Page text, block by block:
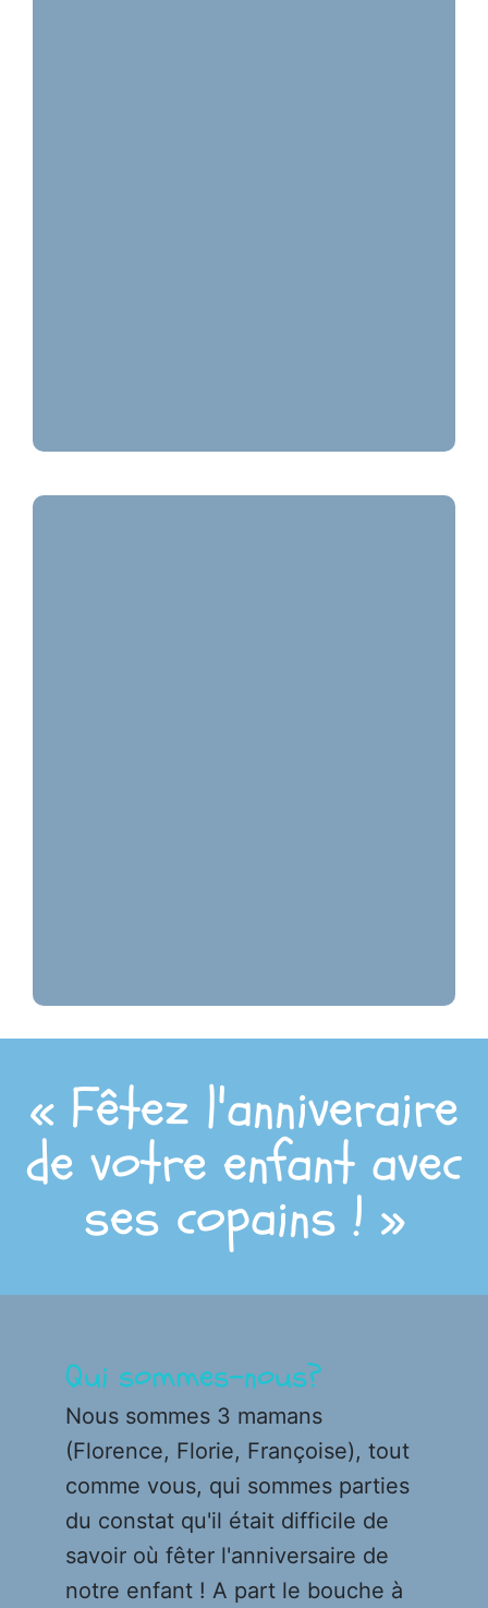
« Fêtez l'anniveraire
de votre enfant avec
ses copains ! »
Qui sommes-nous?
Nous sommes 3 mamans
(Florence, Florie, Françoise), tout
comme vous, qui sommes parties
du constat qu'il était difficile de
savoir où fêter l'anniversaire de
notre enfant ! A part le bouche à